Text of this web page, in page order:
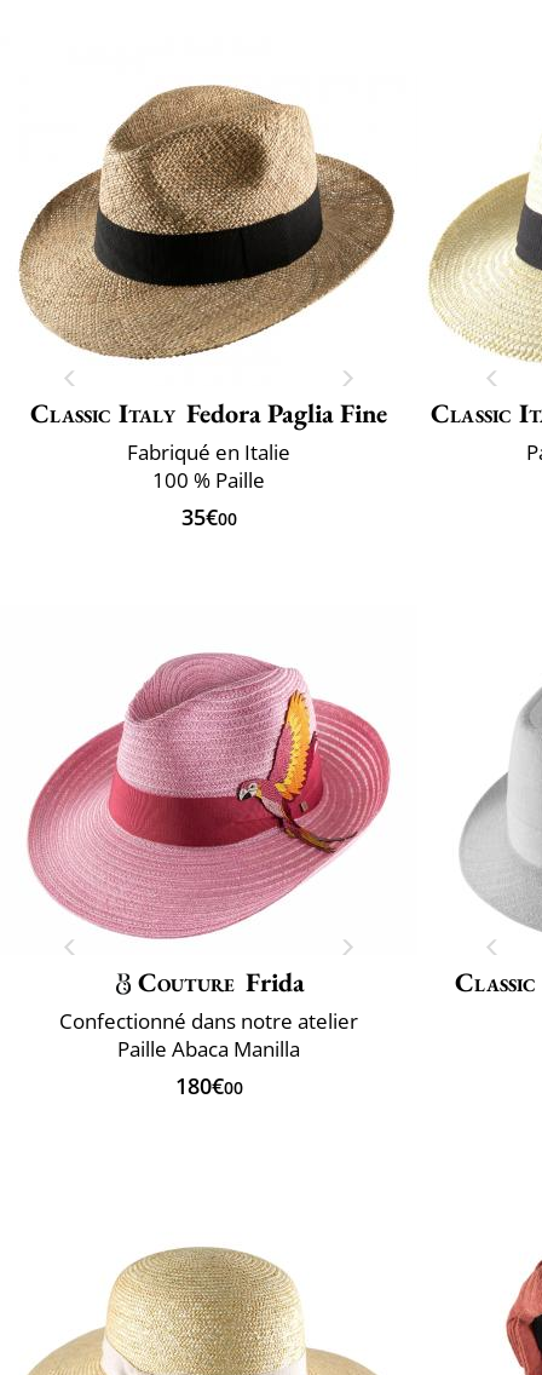
Classic Italy Fedora Paglia Fine
Fabriqué en Italie
100 % Paille
35€00
Classic
Couture Frida
Confectionné dans notre atelier
Paille Abaca Manilla
180€00